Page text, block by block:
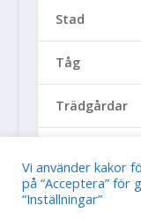
Stad
Tåg
Trädgårdar
Vi använder kakor
på “Acceptera” för
“Inställningar”